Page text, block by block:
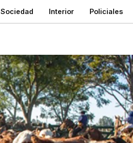
Sociedad Interior Policiales